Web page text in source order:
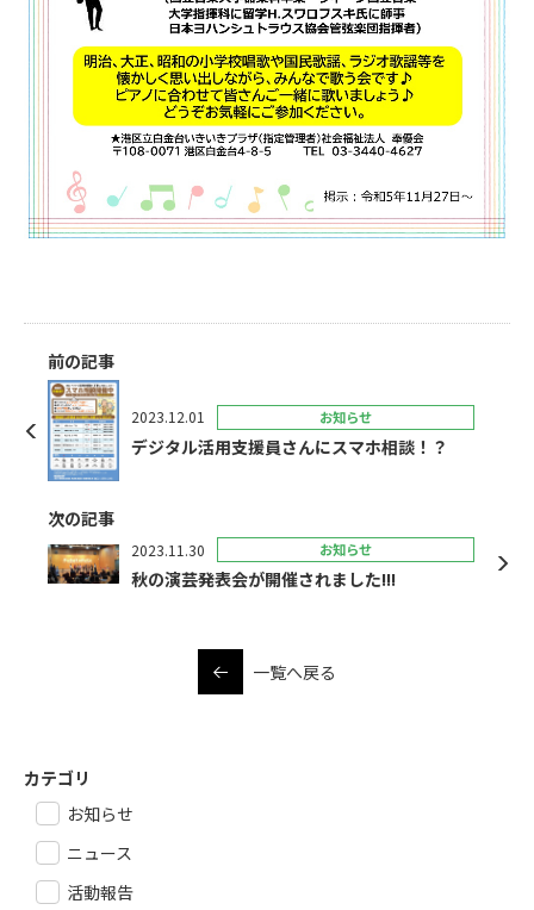
前の記事
2023.12.01 お知らせ
デジタル活用支援員さんにスマホ相談！？
次の記事
2023.11.30 お知らせ
秋の演芸発表会が開催されました!!!
一覧へ戻る
カテゴリ
お知らせ
ニュース
活動報告